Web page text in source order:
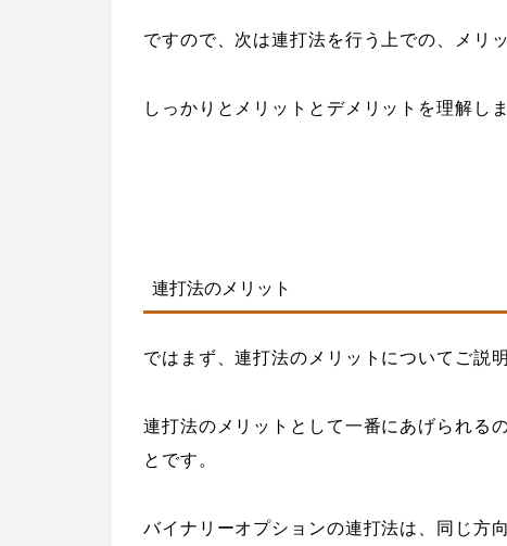
ですので、次は連打法を行う上での、メリ
しっかりとメリットとデメリットを理解し
連打法のメリット
ではまず、連打法のメリットについてご説明
連打法のメリットとして一番にあげられる
とです。
バイナリーオプションの連打法は、同じ方